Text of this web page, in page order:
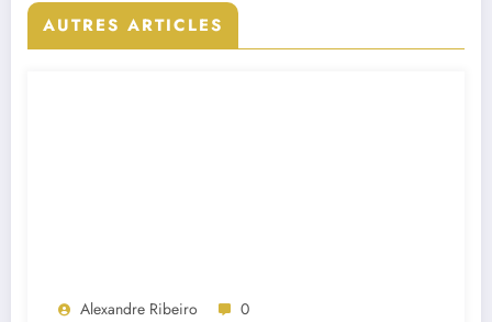
AUTRES ARTICLES
Alexandre Ribeiro 0